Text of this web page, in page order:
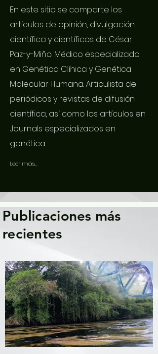
En este sitio se comparte los
artículos de opinión, divulgación
científica y científicos de César
Paz-y-Miño. Médico especializado
en Genética Clínica y Genética
Molecular Humana. Articulista de
periódicos y revistas de difusión
científica, así como los artículos en
Journals especializados en
genética.
Leer más...
Publicaciones más
recientes